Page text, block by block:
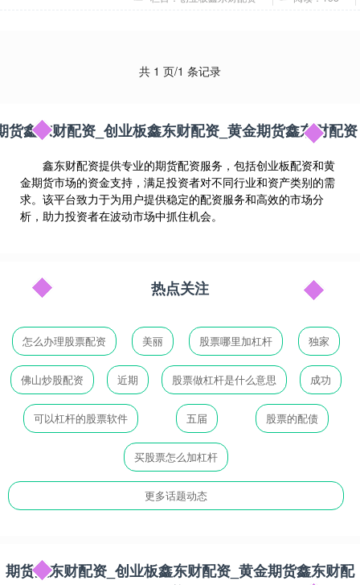
共 1 页/1 条记录
货鑫东财配资_创业板鑫东财配资_黄金期货鑫东财配资
鑫东财配资提供专业的期货配资服务，包括创业板配资和黄
金期货市场的资金支持，满足投资者对不同行业和资产类别的需
求。该平台致力于为用户提供稳定的配资服务和高效的市场分
析，助力投资者在波动市场中抓住机会。
热点关注
怎么办理股票配资 美丽 股票哪里加杠杆 独家
佛山炒股配资 近期 股票做杠杆是什么意思 成功
可以杠杆的股票软件 五届 股票的配债
买股票怎么加杠杆
更多话题动态
期货鑫东财配资_创业板鑫东财配资_黄金期货鑫东财配